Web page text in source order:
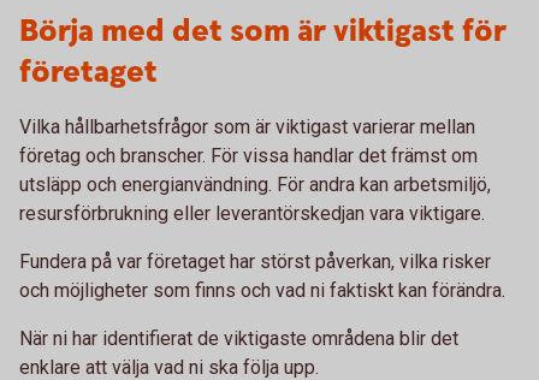
Börja med det som är viktigast för
företaget
Vilka hållbarhetsfrågor som är viktigast varierar mellan
företag och branscher. För vissa handlar det främst om
utsläpp och energianvändning. För andra kan arbetsmiljö,
resursförbrukning eller leverantörskedjan vara viktigare.
Fundera på var företaget har störst påverkan, vilka risker
och möjligheter som finns och vad ni faktiskt kan förändra.
När ni har identifierat de viktigaste områdena blir det
enklare att välja vad ni ska följa upp.